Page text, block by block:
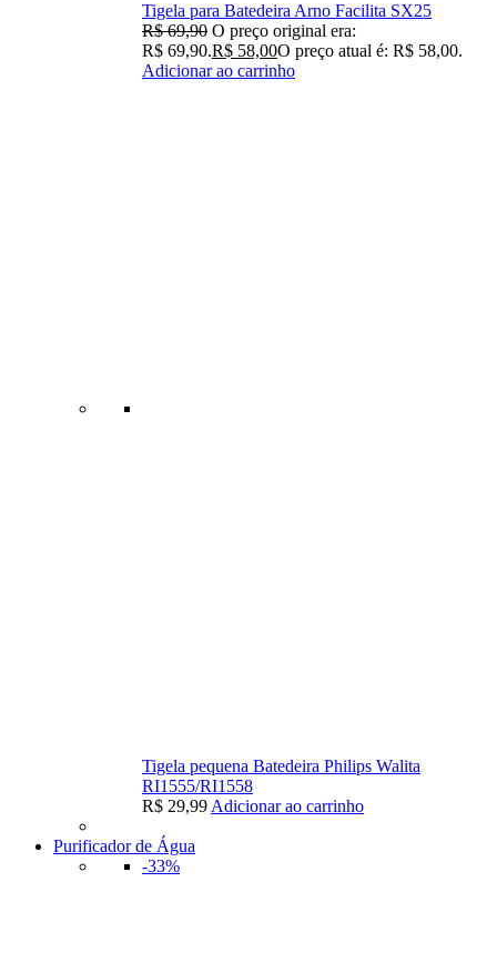
Tigela para Batedeira Arno Facilita SX25
R$69,90 O preço original era:
R$ 69,90.R$ 58,00O preço atual é: R$ 58,00.
Adicionar ao carrinho
Tigela pequena Batedeira Philips Walita
RI1555/RI1558
R$ 29,99 Adicionar ao carrinho
Purificador de Água
-33%